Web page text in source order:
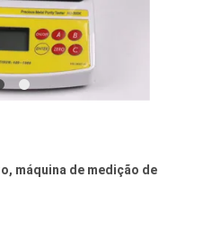
máquina de medição de